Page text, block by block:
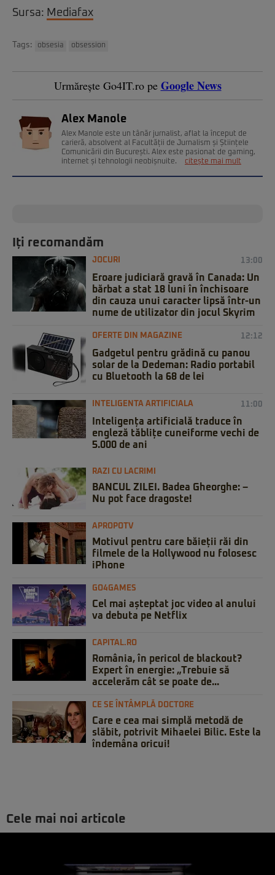
Sursa: Mediafax
Tags: obsesia obsession
Urmărește Go4IT.ro pe Google News
Alex Manole
Alex Manole este un tânăr jurnalist, aflat la început de
carieră, absolvent al Facultății de Jurnalism și Științele
Comunicării din București. Alex este pasionat de gaming,
internet și tehnologii neobișnuite.
citește mai mult
Iți recomandăm
JOCURI 13:00
Eroare judiciară gravă în Canada: Un
bărbat a stat 18 luni în închisoare
din cauza unui caracter lipsă într-un
nume de utilizator din jocul Skyrim
OFERTE DIN MAGAZINE 12:12
Gadgetul pentru grădină cu panou
solar de la Dedeman: Radio portabil
cu Bluetooth la 68 de lei
INTELIGENTA ARTIFICIALA 11:00
Inteligența artificială traduce în
engleză tăblițe cuneiforme vechi de
5.000 de ani
RAZI CU LACRIMI
BANCUL ZILEI. Badea Gheorghe: –
Nu pot face dragoste!
APROPOTV
Motivul pentru care băieții răi din
filmele de la Hollywood nu folosesc
iPhone
GO4GAMES
Cel mai așteptat joc video al anului
va debuta pe Netflix
CAPITAL.RO
România, în pericol de blackout?
Expert în energie: „Trebuie să
accelerăm cât se poate de...
CE SE ÎNTÂMPLĂ DOCTORE
Care e cea mai simplă metodă de
slăbit, potrivit Mihaelei Bilic. Este la
îndemâna oricui!
Cele mai noi articole